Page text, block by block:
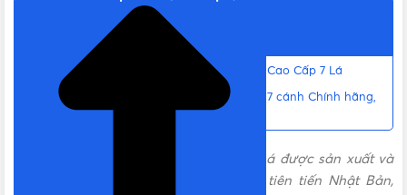
HẸN GIỜ TẮT
12 tháng
Nội dung chính
Đặc điểm của quạt Lửng Senko LTS1636 Cao Cấp 7 Lá
Liên hệ mua Quạt lửng Senko LTS1636 | 7 cánh Chính hãng,
Cao Cấp 7 Lá được sản xuất và
lắp ráp tại Việt Nam theo công nghệ tiên tiến Nhật Bản,